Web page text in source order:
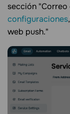
sección "Correo
configuraciones
web push."